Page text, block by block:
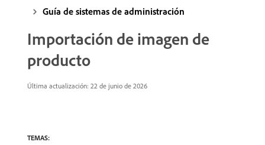
Guía de sistemas de administración
Importación de imagen de
producto
Última actualización: 22 de junio de 2026
TEMAS: